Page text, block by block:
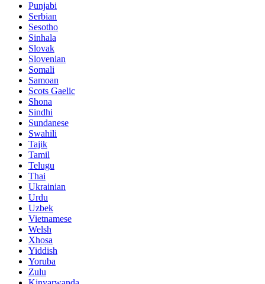
Punjabi
Serbian
Sesotho
Sinhala
Slovak
Slovenian
Somali
Samoan
Scots Gaelic
Shona
Sindhi
Sundanese
Swahili
Tajik
Tamil
Telugu
Thai
Ukrainian
Urdu
Uzbek
Vietnamese
Welsh
Xhosa
Yiddish
Yoruba
Zulu